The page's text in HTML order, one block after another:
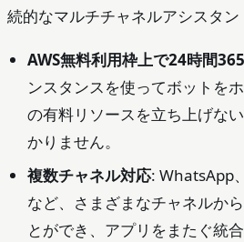
続的なマルチチャネルアシスタン
AWS無料利用枠上で24時間
ンスタンスを使ってボットを
の有料リソースを立ち上げな
かりません。
複数チャネル対応: WhatsApp
など、さまざまなチャネルか
とができ、アプリをまたぐ統